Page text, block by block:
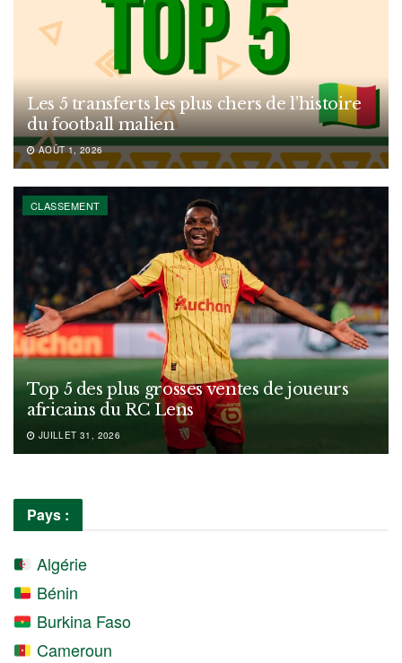
Les 5 transferts les plus chers de l’histoire
du football malien
AOÛT 1, 2026
CLASSEMENT
Top 5 des plus grosses ventes de joueurs
africains du RC Lens
JUILLET 31, 2026
Pays :
Algérie
Bénin
Burkina Faso
Cameroun